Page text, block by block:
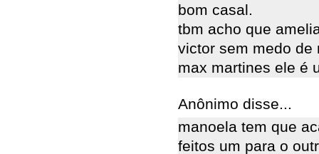
bom casal.
tbm acho que
victor sem medo de
max martines ele é
Anônimo disse...
manoela tem que
feitos um para o